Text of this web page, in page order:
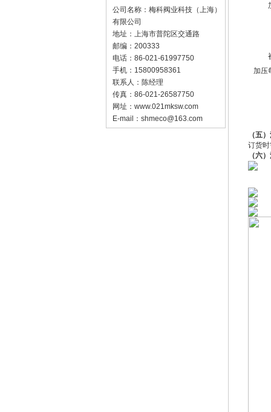
公司名称：梅科阀业科技（上海）
有限公司
地址：上海市普陀区交通路
邮编：200333
电话：86-021-61997750
手机：15800958361
联系人：陈经理
传真：86-021-26587750
网址： www.021mksw.com
E-mail： shmeco@163.com
加压
（五
订货
（六